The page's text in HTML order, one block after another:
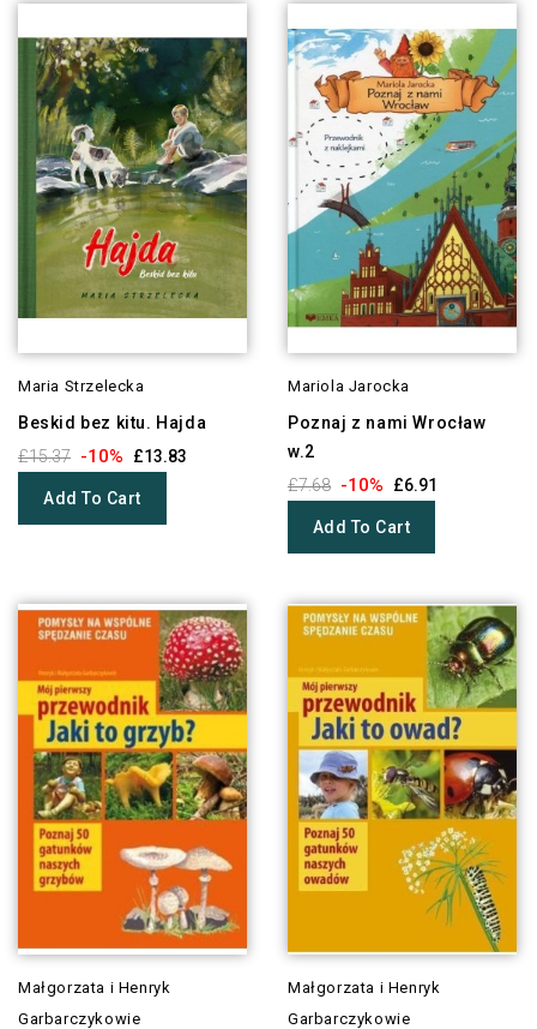
Maria Strzelecka
Beskid bez kitu. Hajda
£15.37 -10% £13.83
Add To Cart
Mariola Jarocka
Poznaj z nami Wrocław
w.2
£7.68 -10% £6.91
Add To Cart
Małgorzata i Henryk
Garbarczykowie
Małgorzata i Henryk
Garbarczykowie